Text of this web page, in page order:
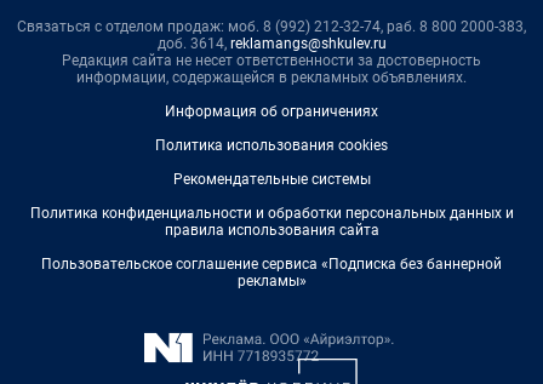
Связаться с отделом продаж: моб. 8 (992) 212-32-74, раб. 8 800 2000-383,
доб. 3614, reklamangs@shkulev.ru
Редакция сайта не несет ответственности за достоверность
информации, содержащейся в рекламных объявлениях.
Информация об ограничениях
Политика использования cookies
Рекомендательные системы
Политика конфиденциальности и обработки персональных данных и
правила использования сайта
Пользовательское соглашение сервиса «Подписка без баннерной
рекламы»